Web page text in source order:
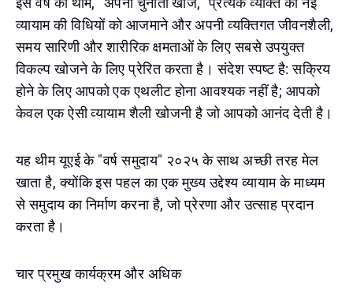
व्यायाम की विधियों को आजमाने और अपनी व्यक्तिगत जीवनशैली,
समय सारिणी और शारीरिक क्षमताओं के लिए सबसे उपयुक्त
विकल्प खोजने के लिए प्रेरित करता है। संदेश स्पष्ट है: सक्रिय
होने के लिए आपको एक एथलीट होना आवश्यक नहीं है; आपको
केवल एक ऐसी व्यायाम शैली खोजनी है जो आपको आनंद देती है।
यह थीम यूएई के "वर्ष समुदाय" २०२५ के साथ अच्छी तरह मेल
खाता है, क्योंकि इस पहल का एक मुख्य उद्देश्य व्यायाम के माध्यम
से समुदाय का निर्माण करना है, जो प्रेरणा और उत्साह प्रदान
करता है।
चार प्रमुख कार्यक्रम और अधिक